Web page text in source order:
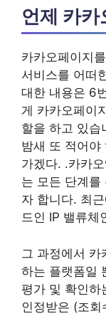
언제 카
카카오페이지
서비스를 어떠
대한 내용은 6
게 카카오페이
할을 하고 있습
밤새 또 적어야
가겠다. .카카
는 모든 단계를
자 합니다. 최
드인 IP 밸류체
그 과정에서 카
하는 플랫폼일
평가 및 확인하
인정받은 (조